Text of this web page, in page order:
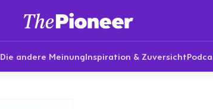
Die andere MeinungInspiration & Zuversicht